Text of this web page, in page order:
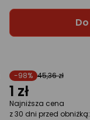
-98% 45,36 zł
1 zł
Najniższa cena
z 30 dni przed obniżką: